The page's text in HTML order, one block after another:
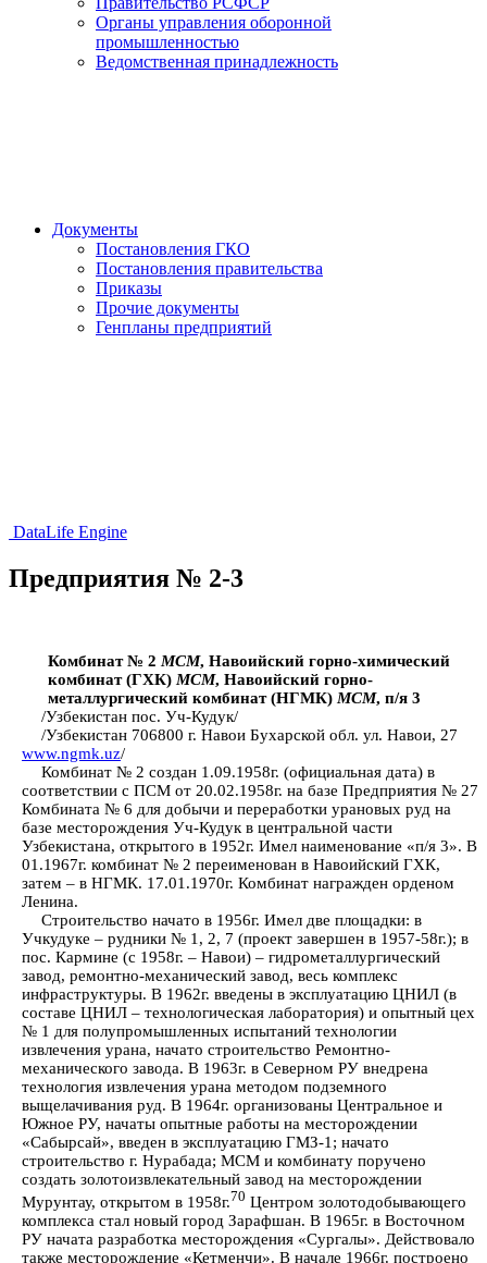
Органы управления оборонной
промышленностью
Ведомственная принадлежность
Документы
Постановления ГКО
Постановления правительства
Приказы
Прочие документы
Генпланы предприятий
DataLife Engine
Предприятия № 2-3
Комбинат № 2 МСМ, Навоийский горно-химический
комбинат (ГХК) МСМ, Навоийский горно-
металлургический комбинат (НГМК) МСМ, п/я 3
/Узбекистан пос. Уч-Кудук/
/Узбекистан 706800 г. Навои Бухарской обл. ул. Навои, 27
www.ngmk.uz/
Комбинат № 2 создан 1.09.1958г. (официальная дата) в
соответствии с ПСМ от 20.02.1958г. на базе Предприятия № 27
Комбината № 6 для добычи и переработки урановых руд на
базе месторождения Уч-Кудук в центральной части
Узбекистана, открытого в 1952г. Имел наименование «п/я 3». В
01.1967г. комбинат № 2 переименован в Навоийский ГХК,
затем – в НГМК. 17.01.1970г. Комбинат награжден орденом
Ленина.
Строительство начато в 1956г. Имел две площадки: в
Учкудуке – рудники № 1, 2, 7 (проект завершен в 1957-58г.); в
пос. Кармине (с 1958г. – Навои) – гидрометаллургический
завод, ремонтно-механический завод, весь комплекс
инфраструктуры. В 1962г. введены в эксплуатацию ЦНИЛ (в
составе ЦНИЛ – технологическая лаборатория) и опытный цех
№ 1 для полупромышленных испытаний технологии
извлечения урана, начато строительство Ремонтно-
механического завода. В 1963г. в Северном РУ внедрена
технология извлечения урана методом подземного
выщелачивания руд. В 1964г. организованы Центральное и
Южное РУ, начаты опытные работы на месторождении
«Сабырсай», введен в эксплуатацию ГМЗ-1; начато
строительство г. Нурабада; МСМ и комбинату поручено
создать золотоизвлекательный завод на месторождении
Мурунтау, открытом в 1958г.70 Центром золотодобывающего
комплекса стал новый город Зарафшан. В 1965г. в Восточном
РУ начата разработка месторождения «Сургалы». Действовало
также месторождение «Кетменчи». В начале 1966г. построено